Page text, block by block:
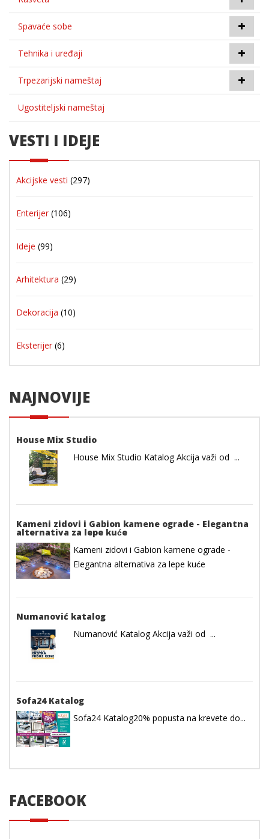
Spavaće sobe
Tehnika i uređaji
Trpezarijski nameštaj
Ugostiteljski nameštaj
VESTI I IDEJE
Akcijske vesti (297)
Enterijer (106)
Ideje (99)
Arhitektura (29)
Dekoracija (10)
Eksterijer (6)
NAJNOVIJE
House Mix Studio
House Mix Studio Katalog Akcija važi od ...
Kameni zidovi i Gabion kamene ograde - Elegantna
alternativa za lepe kuće
Kameni zidovi i Gabion kamene ograde -
Elegantna alternativa za lepe kuće
Numanović katalog
Numanović Katalog Akcija važi od ...
Sofa24 Katalog
Sofa24 Katalog20% popusta na krevete do...
FACEBOOK